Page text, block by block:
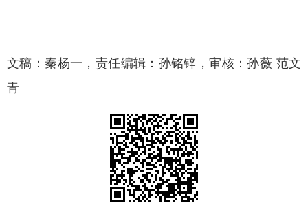
文稿：秦杨一，责任编辑：孙铭锌，审核：孙薇 范文
青